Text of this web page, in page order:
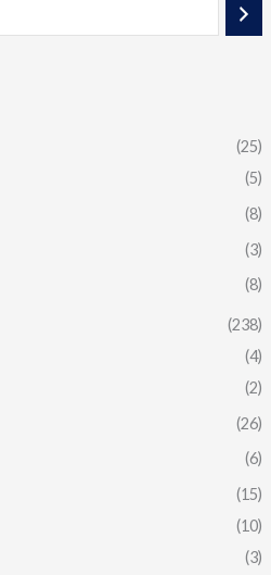
(25)
(5)
(8)
(3)
(8)
(238)
(4)
(2)
(26)
(6)
(15)
(10)
(3)